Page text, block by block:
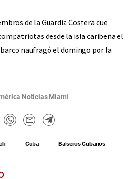
de la Guardia Costera que
desde la isla caribeña el
barco naufragó el domingo por la
Noticias Miami
Cuba Balseros Cubanos